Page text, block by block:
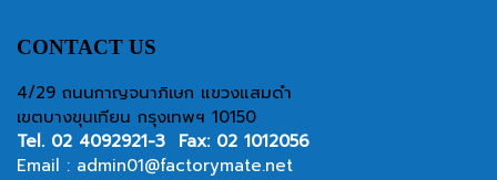
recommended.,Standardized
design is good for transporting
mill facility and most of
industrial application.
CONTACT US
4/29 ถนนกาญจนาภิเษก แขวงแสมดำ
เขตบางขุนเทียน กรุงเทพฯ 10150
Tel. 02 4092921-3 Fax: 02 1012056
Email : admin01@factorymate.net